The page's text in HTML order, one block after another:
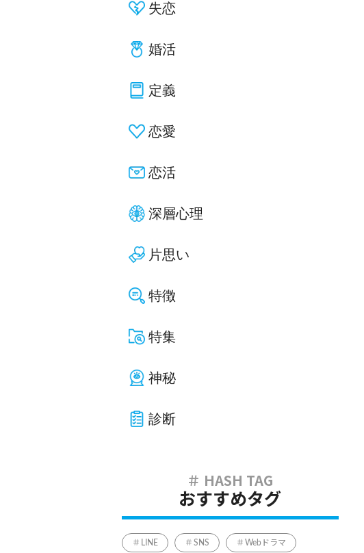
失恋
婚活
定義
恋愛
恋活
深層心理
片思い
特徴
特集
神秘
診断
おすすめタグ
LINE SNS Webドラマ